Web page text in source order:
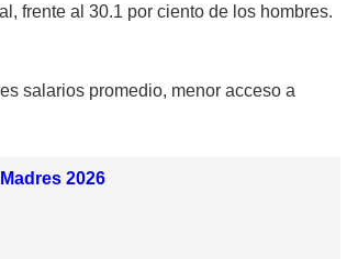
frente al 30.1 por ciento de los hombres.
salarios promedio, menor acceso a
2026